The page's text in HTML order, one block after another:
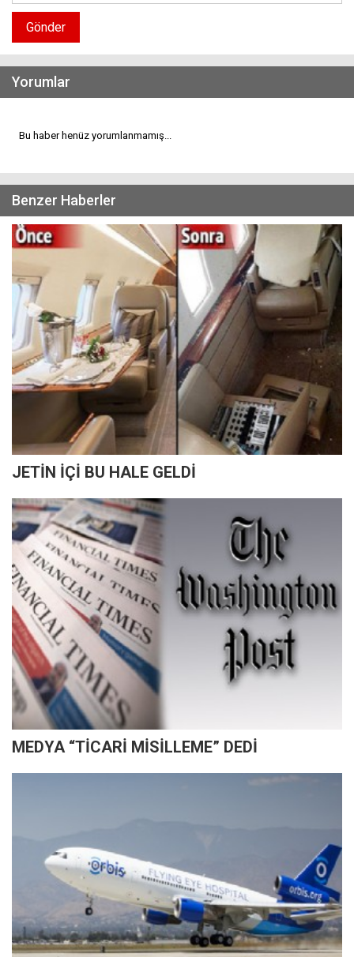
Gönder
Yorumlar
Bu haber henüz yorumlanmamış...
Benzer Haberler
JETİN İÇİ BU HALE GELDİ
MEDYA “TİCARİ MİSİLLEME” DEDİ